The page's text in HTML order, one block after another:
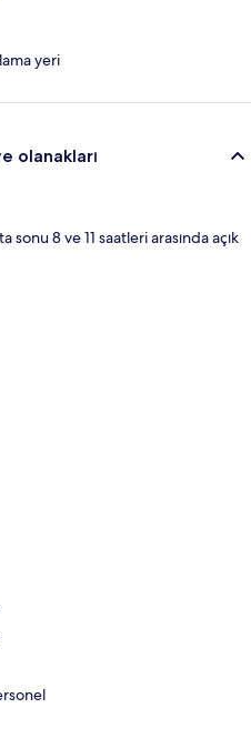
yeri
olanakları
sonu 8 ve 11 saatleri arasında açık